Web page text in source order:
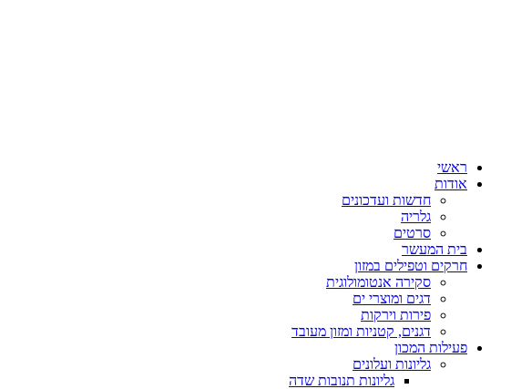
ראשי
אודות
חדשות ועדכונים
גלריה
סרטים
בית המעשר
חרקים וטפילים במזון
סקירה אנטומולוגית
דגים ומוצרי ים
פירות וירקות
דגנים, קטניות ומזון מעובד
פעילות המכון
גליונות ועלונים
גליונות תנובות שדה